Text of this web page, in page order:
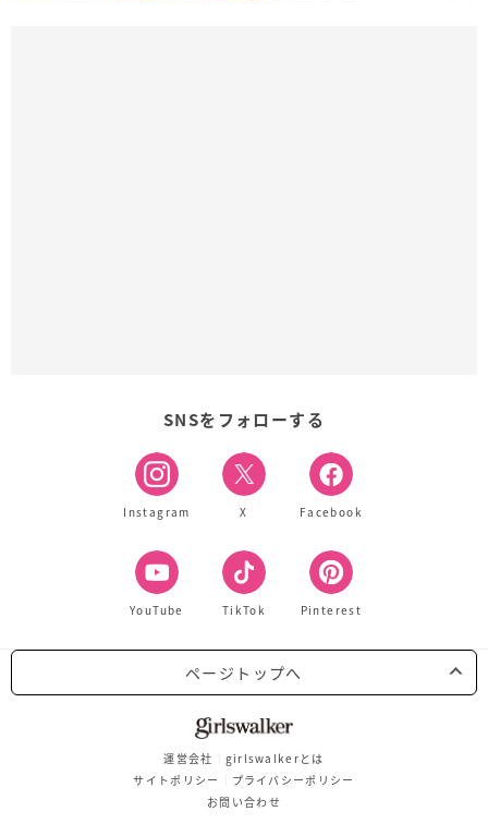
SNSをフォローする
Instagram X Facebook
YouTube TikTok Pinterest
ページトップへ
運営会社
girlswalkerとは
サイトポリシー
プライバシーポリシー
お問い合わせ